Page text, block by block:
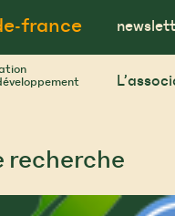
france